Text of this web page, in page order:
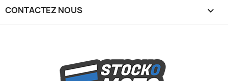
CONTACTEZ NOUS keyboard_arrow_down